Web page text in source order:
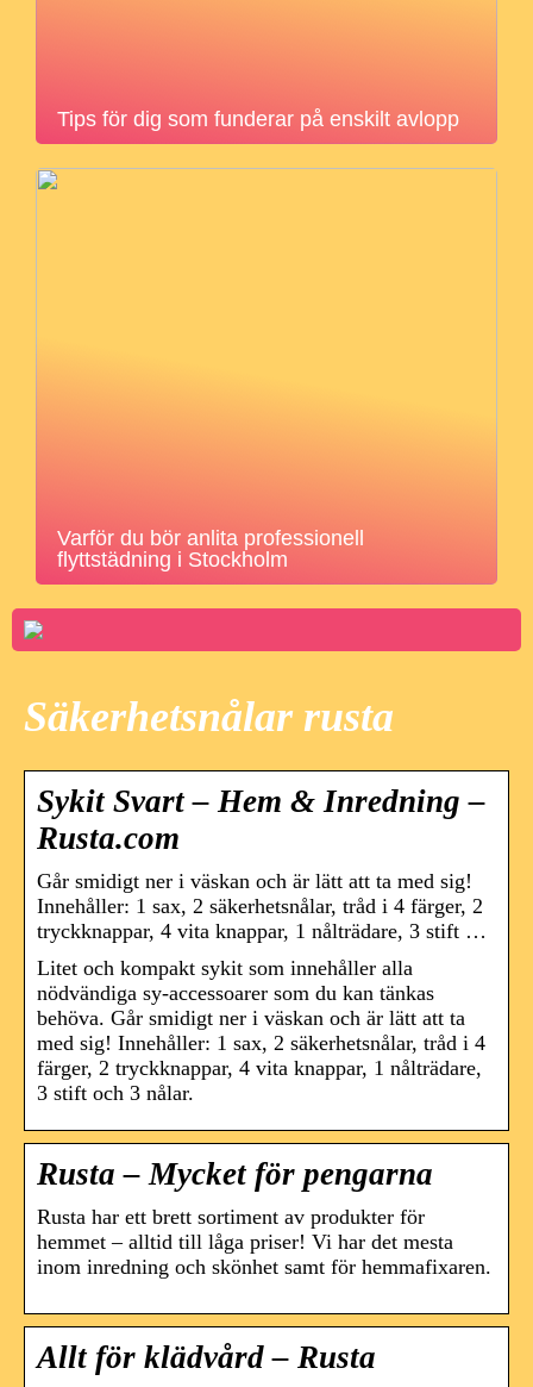
Tips för dig som funderar på enskilt avlopp
Varför du bör anlita professionell
flyttstädning i Stockholm
Säkerhetsnålar rusta
Sykit Svart – Hem & Inredning –
Rusta.com
Går smidigt ner i väskan och är lätt att ta med sig!
Innehåller: 1 sax, 2 säkerhetsnålar, tråd i 4 färger, 2
tryckknappar, 4 vita knappar, 1 nålträdare, 3 stift …
Litet och kompakt sykit som innehåller alla
nödvändiga sy-accessoarer som du kan tänkas
behöva. Går smidigt ner i väskan och är lätt att ta
med sig! Innehåller: 1 sax, 2 säkerhetsnålar, tråd i 4
färger, 2 tryckknappar, 4 vita knappar, 1 nålträdare,
3 stift och 3 nålar.
Rusta – Mycket för pengarna
Rusta har ett brett sortiment av produkter för
hemmet – alltid till låga priser! Vi har det mesta
inom inredning och skönhet samt för hemmafixaren.
Allt för klädvård – Rusta